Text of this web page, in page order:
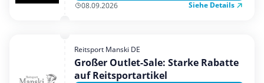
Shopping
Urlaub & Reise
08.09.2026 Siehe Details
Reitsport Manski DE
Großer Outlet-Sale: Starke Rabatte
auf Reitsportartikel